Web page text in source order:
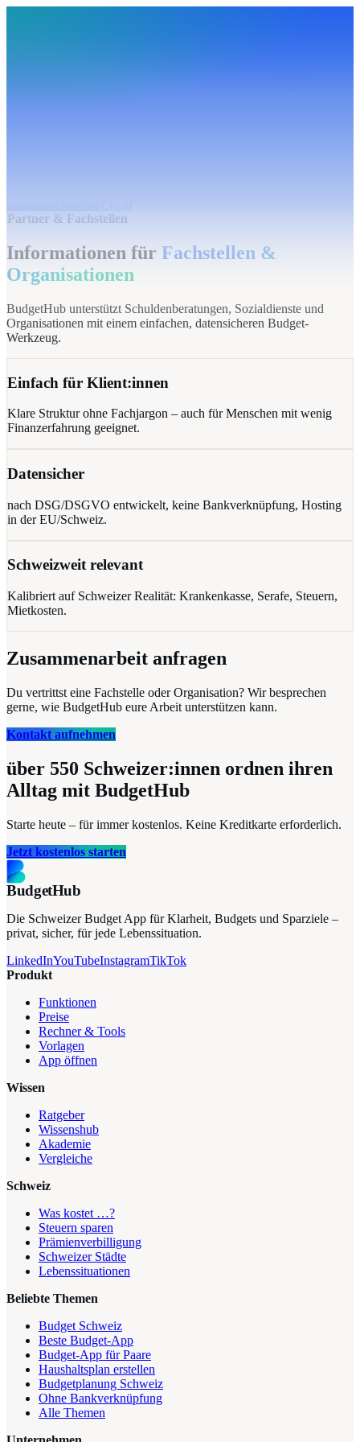
Partner & Fachstellen
Informationen für Fachstellen &
Organisationen
BudgetHub unterstützt Schuldenberatungen, Sozialdienste und
Organisationen mit einem einfachen, datensicheren Budget-
Werkzeug.
Einfach für Klient:innen
Klare Struktur ohne Fachjargon – auch für Menschen mit wenig
Finanzerfahrung geeignet.
Datensicher
nach DSG/DSGVO entwickelt, keine Bankverknüpfung, Hosting
in der EU/Schweiz.
Schweizweit relevant
Kalibriert auf Schweizer Realität: Krankenkasse, Serafe, Steuern,
Mietkosten.
Zusammenarbeit anfragen
Du vertrittst eine Fachstelle oder Organisation? Wir besprechen
gerne, wie BudgetHub eure Arbeit unterstützen kann.
Kontakt aufnehmen
über 550 Schweizer:innen ordnen ihren
Alltag mit BudgetHub
Starte heute – für immer kostenlos. Keine Kreditkarte erforderlich.
Jetzt kostenlos starten
BudgetHub
Die Schweizer Budget App für Klarheit, Budgets und Sparziele –
privat, sicher, für jede Lebenssituation.
LinkedInYouTubeInstagramTikTok
Produkt
Funktionen
Preise
Rechner & Tools
Vorlagen
App öffnen
Wissen
Ratgeber
Wissenshub
Akademie
Vergleiche
Schweiz
Was kostet …?
Steuern sparen
Prämienverbilligung
Schweizer Städte
Lebenssituationen
Beliebte Themen
Budget Schweiz
Beste Budget-App
Budget-App für Paare
Haushaltsplan erstellen
Budgetplanung Schweiz
Ohne Bankverknüpfung
Alle Themen